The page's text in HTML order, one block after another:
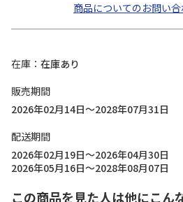
商品についてのお問い
在庫
在庫あり
販売期間
2026年02月14日～2028年07月31日
配送期間
2026年02月19日～2026年04月30日
2026年05月16日～2028年08月07日
この商品を見た人は他にこん